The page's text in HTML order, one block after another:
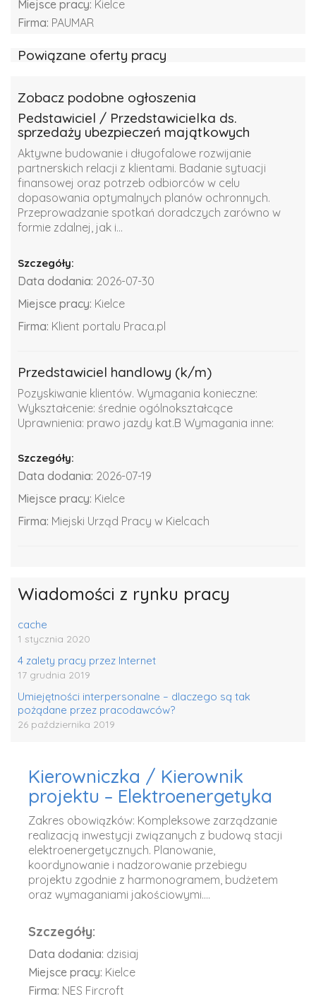
Miejsce pracy: Kielce
Firma: PAUMAR
Powiązane oferty pracy
Zobacz podobne ogłoszenia
Pedstawiciel / Przedstawicielka ds.
sprzedaży ubezpieczeń majątkowych
Aktywne budowanie i długofalowe rozwijanie
partnerskich relacji z klientami. Badanie sytuacji
finansowej oraz potrzeb odbiorców w celu
dopasowania optymalnych planów ochronnych.
Przeprowadzanie spotkań doradczych zarówno w
formie zdalnej, jak i...
Szczegóły:
Data dodania: 2026-07-30
Miejsce pracy: Kielce
Firma: Klient portalu Praca.pl
Przedstawiciel handlowy (k/m)
Pozyskiwanie klientów. Wymagania konieczne:
Wykształcenie: średnie ogólnokształcące
Uprawnienia: prawo jazdy kat.B Wymagania inne:
Szczegóły:
Data dodania: 2026-07-19
Miejsce pracy: Kielce
Firma: Miejski Urząd Pracy w Kielcach
Wiadomości z rynku pracy
cache
1 stycznia 2020
4 zalety pracy przez Internet
17 grudnia 2019
Umiejętności interpersonalne – dlaczego są tak
pożądane przez pracodawców?
26 października 2019
Kierowniczka / Kierownik
projektu – Elektroenergetyka
Zakres obowiązków: Kompleksowe zarządzanie
realizacją inwestycji związanych z budową stacji
elektroenergetycznych. Planowanie,
koordynowanie i nadzorowanie przebiegu
projektu zgodnie z harmonogramem, budżetem
oraz wymaganiami jakościowymi....
Szczegóły:
Data dodania: dzisiaj
Miejsce pracy: Kielce
Firma: NES Fircroft